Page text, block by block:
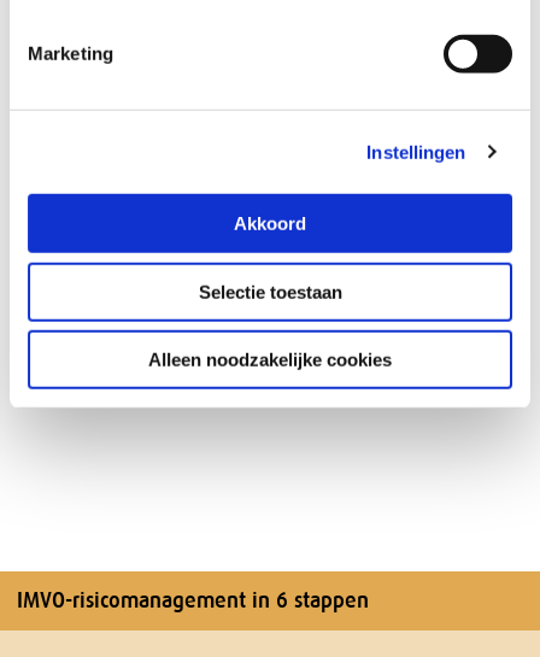
Marketing
Instellingen
Akkoord
Selectie toestaan
Alleen noodzakelijke cookies
Vorige vraag
Volgende vraag
IMVO-risicomanagement in 6 stappen